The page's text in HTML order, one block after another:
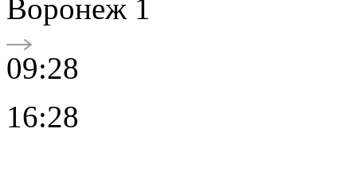
Воронеж 1
09:28
16:28